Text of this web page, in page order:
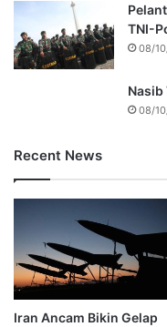
TNI-
08/
Nasib
08/
Recent News
Iran Ancam Bikin Gelap